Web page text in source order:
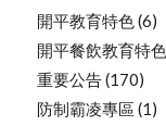
開平教育特色 (6)
開平餐飲教育特色
重要公告(170)
防制霸凌專區 (1)